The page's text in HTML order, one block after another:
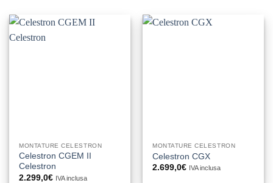
MONTATURE CELESTRON
Celestron CGEM II
Celestron
2.299,0€ IVA inclusa
MONTATURE CELESTRON
Celestron CGX
2.699,0€ IVA inclusa